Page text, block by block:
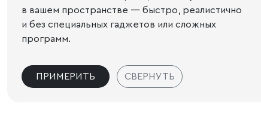
в вашем пространстве — быстро, реалистично
и без специальных гаджетов или сложных
программ.
ПРИМЕРИТЬ СВЕРНУТЬ